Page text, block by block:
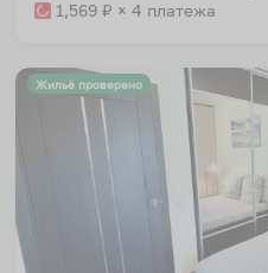
1,569 ₽ × 4 платежа
Жильё проверено